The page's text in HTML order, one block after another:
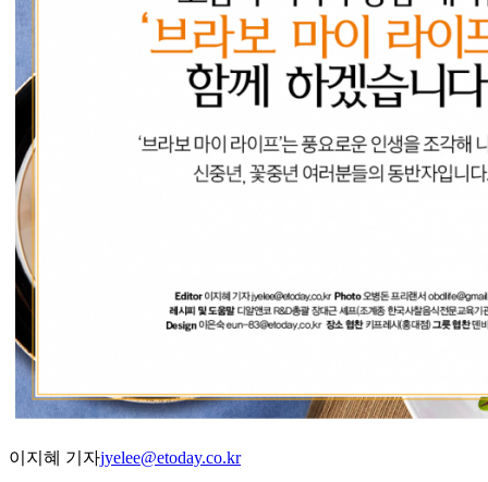
이지혜 기자jyelee@etoday.co.kr